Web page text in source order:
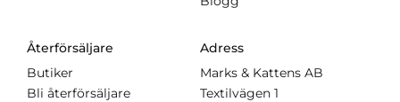
Återförsäljare
Butiker
Bli återförsäljare
Adress
Marks & Kattens AB
Textilvägen 1